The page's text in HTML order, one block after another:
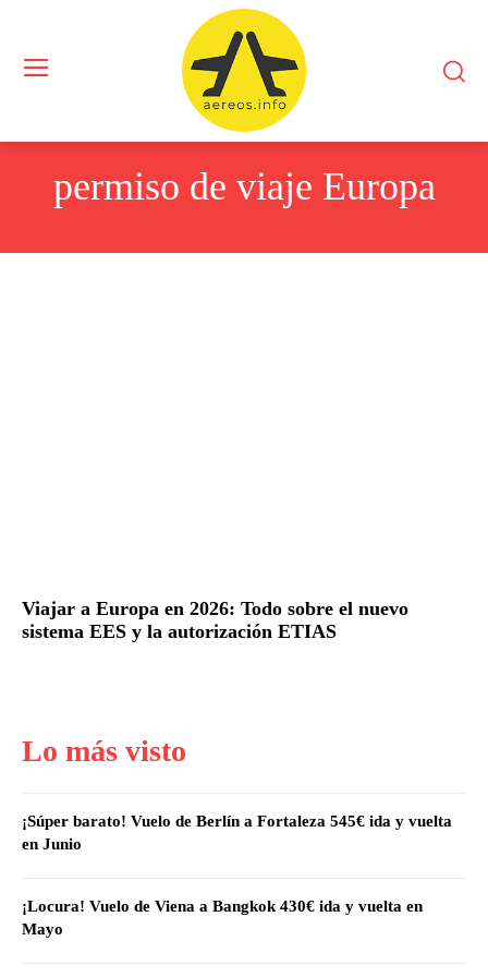
permiso de viaje Europa
Viajar a Europa en 2026: Todo sobre el nuevo
sistema EES y la autorización ETIAS
Lo más visto
¡Súper barato! Vuelo de Berlín a Fortaleza 545€ ida y vuelta
en Junio
¡Locura! Vuelo de Viena a Bangkok 430€ ida y vuelta en
Mayo